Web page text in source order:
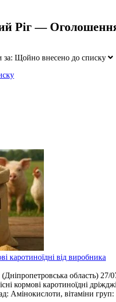
Ріг —
за: Щойно внесено до списку
каротиноїдні від виробника
область) 27/
кормові каротиноїдні
Амінокислоти, вітаміни